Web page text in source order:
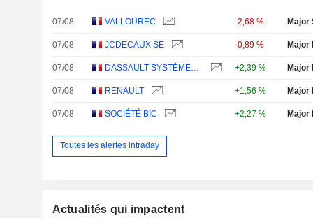
07/08 VALLOUREC -2,68 % Major
07/08 JCDECAUX SE -0,89 % Major
07/08 +2,39 % Major
07/08 RENAULT +1,56 % Major
07/08 SOCIÉTÉ BIC +2,27 % Major
Toutes les alertes intraday
Actualités qui impactent